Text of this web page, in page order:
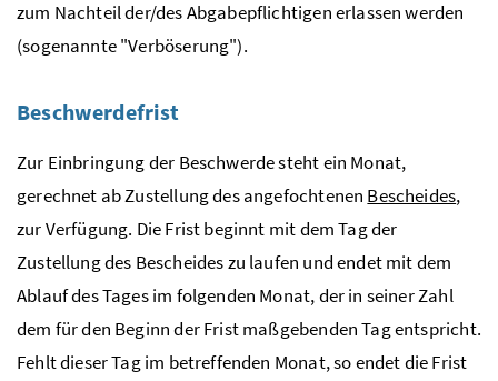
zum Nachteil der/des Abgabepflichtigen erlassen werden
(sogenannte "Verböserung").
Beschwerdefrist
Zur Einbringung der Beschwerde steht ein Monat,
gerechnet ab Zustellung des angefochtenen Bescheides,
zur Verfügung. Die Frist beginnt mit dem Tag der
Zustellung des Bescheides zu laufen und endet mit dem
Ablauf des Tages im folgenden Monat, der in seiner Zahl
dem für den Beginn der Frist maßgebenden Tag entspricht.
Fehlt dieser Tag im betreffenden Monat, so endet die Frist